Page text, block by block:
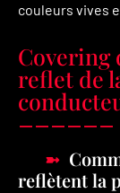
couleurs vives
Covering
reflet de
reflètent la